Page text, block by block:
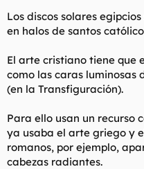
Los discos solares
en halos de santos
El arte cristiano tiene que
como las caras luminosas
(en la Transfiguración).
Para ello usan un recurso
ya usaba el arte griego y
romanos, por ejemplo,
cabezas radiantes.